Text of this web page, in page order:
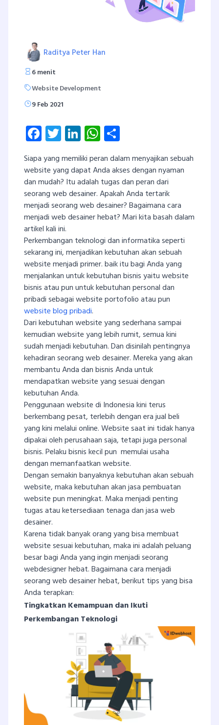
Raditya Peter Han
6 menit
Website Development
9 Feb 2021
Facebook
Twitter
LinkedInWhatsApp
Siapa yang memiliki peran dalam menyajikan sebuah
website yang dapat Anda akses dengan nyaman
dan mudah? Itu adalah tugas dan peran dari
seorang web desainer. Apakah Anda tertarik
menjadi seorang web desainer? Bagaimana cara
menjadi web desainer hebat? Mari kita basah dalam
artikel kali ini.
Perkembangan teknologi dan informatika seperti
sekarang ini, menjadikan kebutuhan akan sebuah
website menjadi primer. baik itu bagi Anda yang
menjalankan untuk kebutuhan bisnis yaitu website
bisnis atau pun untuk kebutuhan personal dan
pribadi sebagai website portofolio atau pun
website blog pribadi.
Dari kebutuhan website yang sederhana sampai
kemudian website yang lebih rumit, semua kini
sudah menjadi kebutuhan. Dan disinilah pentingnya
kehadiran seorang web desainer. Mereka yang akan
membantu Anda dan bisnis Anda untuk
mendapatkan website yang sesuai dengan
kebutuhan Anda.
Penggunaan website di Indonesia kini terus
berkembang pesat, terlebih dengan era jual beli
yang kini melalui online. Website saat ini tidak hanya
dipakai oleh perusahaan saja, tetapi juga personal
bisnis. Pelaku bisnis kecil pun memulai usaha
dengan memanfaatkan website.
Dengan semakin banyaknya kebutuhan akan sebuah
website, maka kebutuhan akan jasa pembuatan
website pun meningkat. Maka menjadi penting
tugas atau ketersediaan tenaga dan jasa web
desainer.
Karena tidak banyak orang yang bisa membuat
website sesuai kebutuhan, maka ini adalah peluang
besar bagi Anda yang ingin menjadi seorang
webdesigner hebat. Bagaimana cara menjadi
seorang web desainer hebat, berikut tips yang bisa
Anda terapkan:
Tingkatkan Kemampuan dan Ikuti
Perkembangan Teknologi